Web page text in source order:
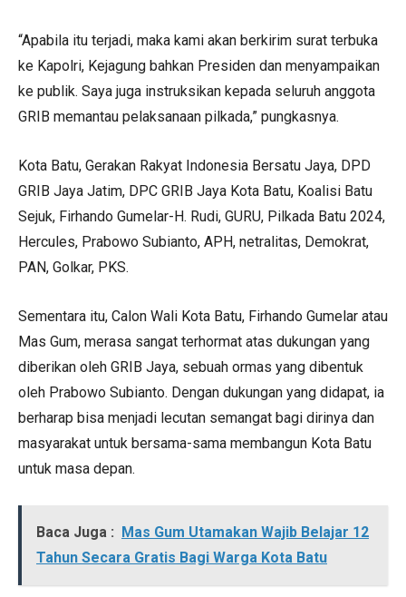
“Apabila itu terjadi, maka kami akan berkirim surat terbuka
ke Kapolri, Kejagung bahkan Presiden dan menyampaikan
ke publik. Saya juga instruksikan kepada seluruh anggota
GRIB memantau pelaksanaan pilkada,” pungkasnya.
Kota Batu, Gerakan Rakyat Indonesia Bersatu Jaya, DPD
GRIB Jaya Jatim, DPC GRIB Jaya Kota Batu, Koalisi Batu
Sejuk, Firhando Gumelar-H. Rudi, GURU, Pilkada Batu 2024,
Hercules, Prabowo Subianto, APH, netralitas, Demokrat,
PAN, Golkar, PKS.
Sementara itu, Calon Wali Kota Batu, Firhando Gumelar atau
Mas Gum, merasa sangat terhormat atas dukungan yang
diberikan oleh GRIB Jaya, sebuah ormas yang dibentuk
oleh Prabowo Subianto. Dengan dukungan yang didapat, ia
berharap bisa menjadi lecutan semangat bagi dirinya dan
masyarakat untuk bersama-sama membangun Kota Batu
untuk masa depan.
Baca Juga : Mas Gum Utamakan Wajib Belajar 12
Tahun Secara Gratis Bagi Warga Kota Batu